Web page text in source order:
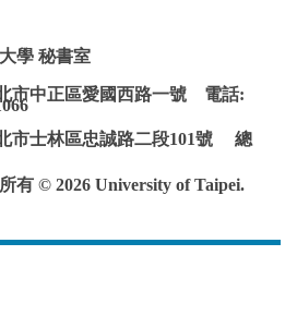
學 秘書室
市中正區愛國西路一號 電話:
市士林區忠誠路二段101號 總
© 2026 University of Taipei.